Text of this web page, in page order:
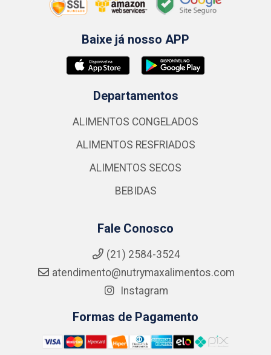
Baixe já nosso APP
Departamentos
ALIMENTOS CONGELADOS
ALIMENTOS RESFRIADOS
ALIMENTOS SECOS
BEBIDAS
Fale Conosco
(21) 2584-3524
atendimento@nutrymaxalimentos.com
Instagram
Formas de Pagamento